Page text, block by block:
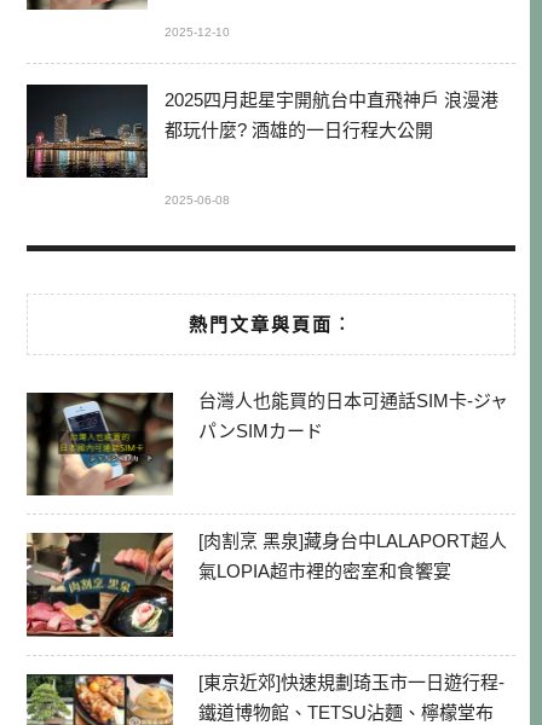
2025-12-10
2025四月起星宇開航台中直飛神戶 浪漫港
都玩什麼? 酒雄的一日行程大公開
2025-06-08
熱門文章與頁面︰
台灣人也能買的日本可通話SIM卡-ジャ
パンSIMカード
[肉割烹 黑泉]藏身台中LALAPORT超人
氣LOPIA超市裡的密室和食饗宴
[東京近郊]快速規劃琦玉市一日遊行程-
鐵道博物館、TETSU沾麵、檸檬堂布